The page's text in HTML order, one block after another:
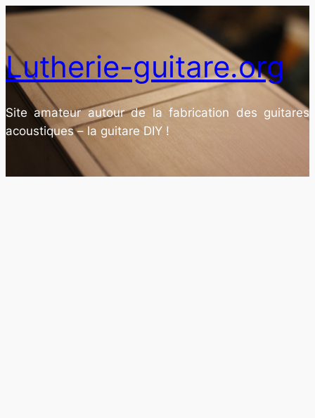
Lutherie-guitare.org
Site amateur autour de la fabrication des guitares
acoustiques – la guitare DIY !